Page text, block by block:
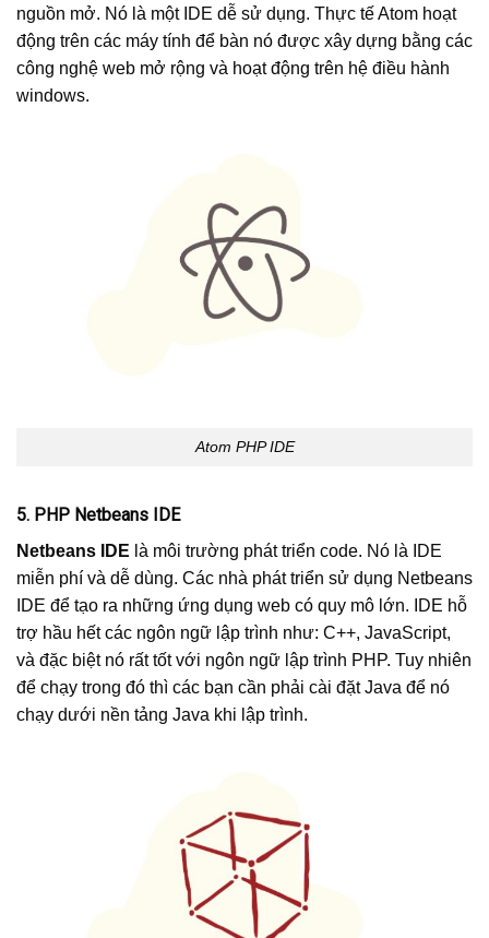
nguồn mở. Nó là một IDE dễ sử dụng. Thực tế Atom hoạt
động trên các máy tính để bàn nó được xây dựng bằng các
công nghệ web mở rộng và hoạt động trên hệ điều hành
windows.
Atom PHP IDE
5. PHP Netbeans IDE
Netbeans IDE là môi trường phát triển code. Nó là IDE
miễn phí và dễ dùng. Các nhà phát triển sử dụng Netbeans
IDE để tạo ra những ứng dụng web có quy mô lớn. IDE hỗ
trợ hầu hết các ngôn ngữ lập trình như: C++, JavaScript,
và đặc biệt nó rất tốt với ngôn ngữ lập trình PHP. Tuy nhiên
để chạy trong đó thì các bạn cần phải cài đặt Java để nó
chạy dưới nền tảng Java khi lập trình.